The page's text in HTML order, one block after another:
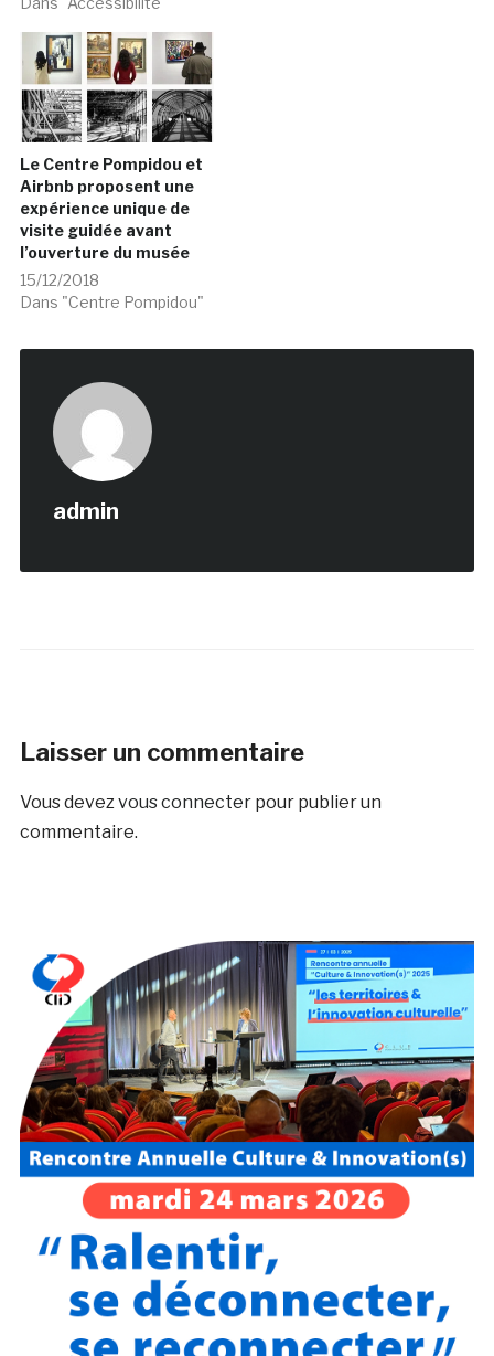
Le Centre Pompidou et
Airbnb proposent une
expérience unique de
visite guidée avant
l’ouverture du musée
15/12/2018
Dans "Centre Pompidou"
admin
Laisser un commentaire
Vous devezvous connecterpour publier un
commentaire.